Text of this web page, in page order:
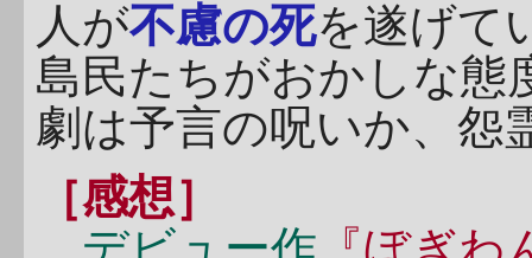
人が不慮の死を遂げて
島民たちがおかしな態
劇は予言の呪いか、
［感想］